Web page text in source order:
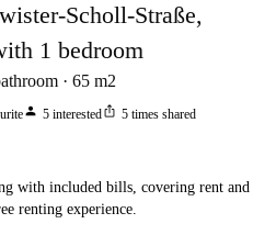
Scholl-Straße,
1 bedroom
65 m2
person 5 interestedios_share 5 times shared
with included bills, covering rent and
renting experience.